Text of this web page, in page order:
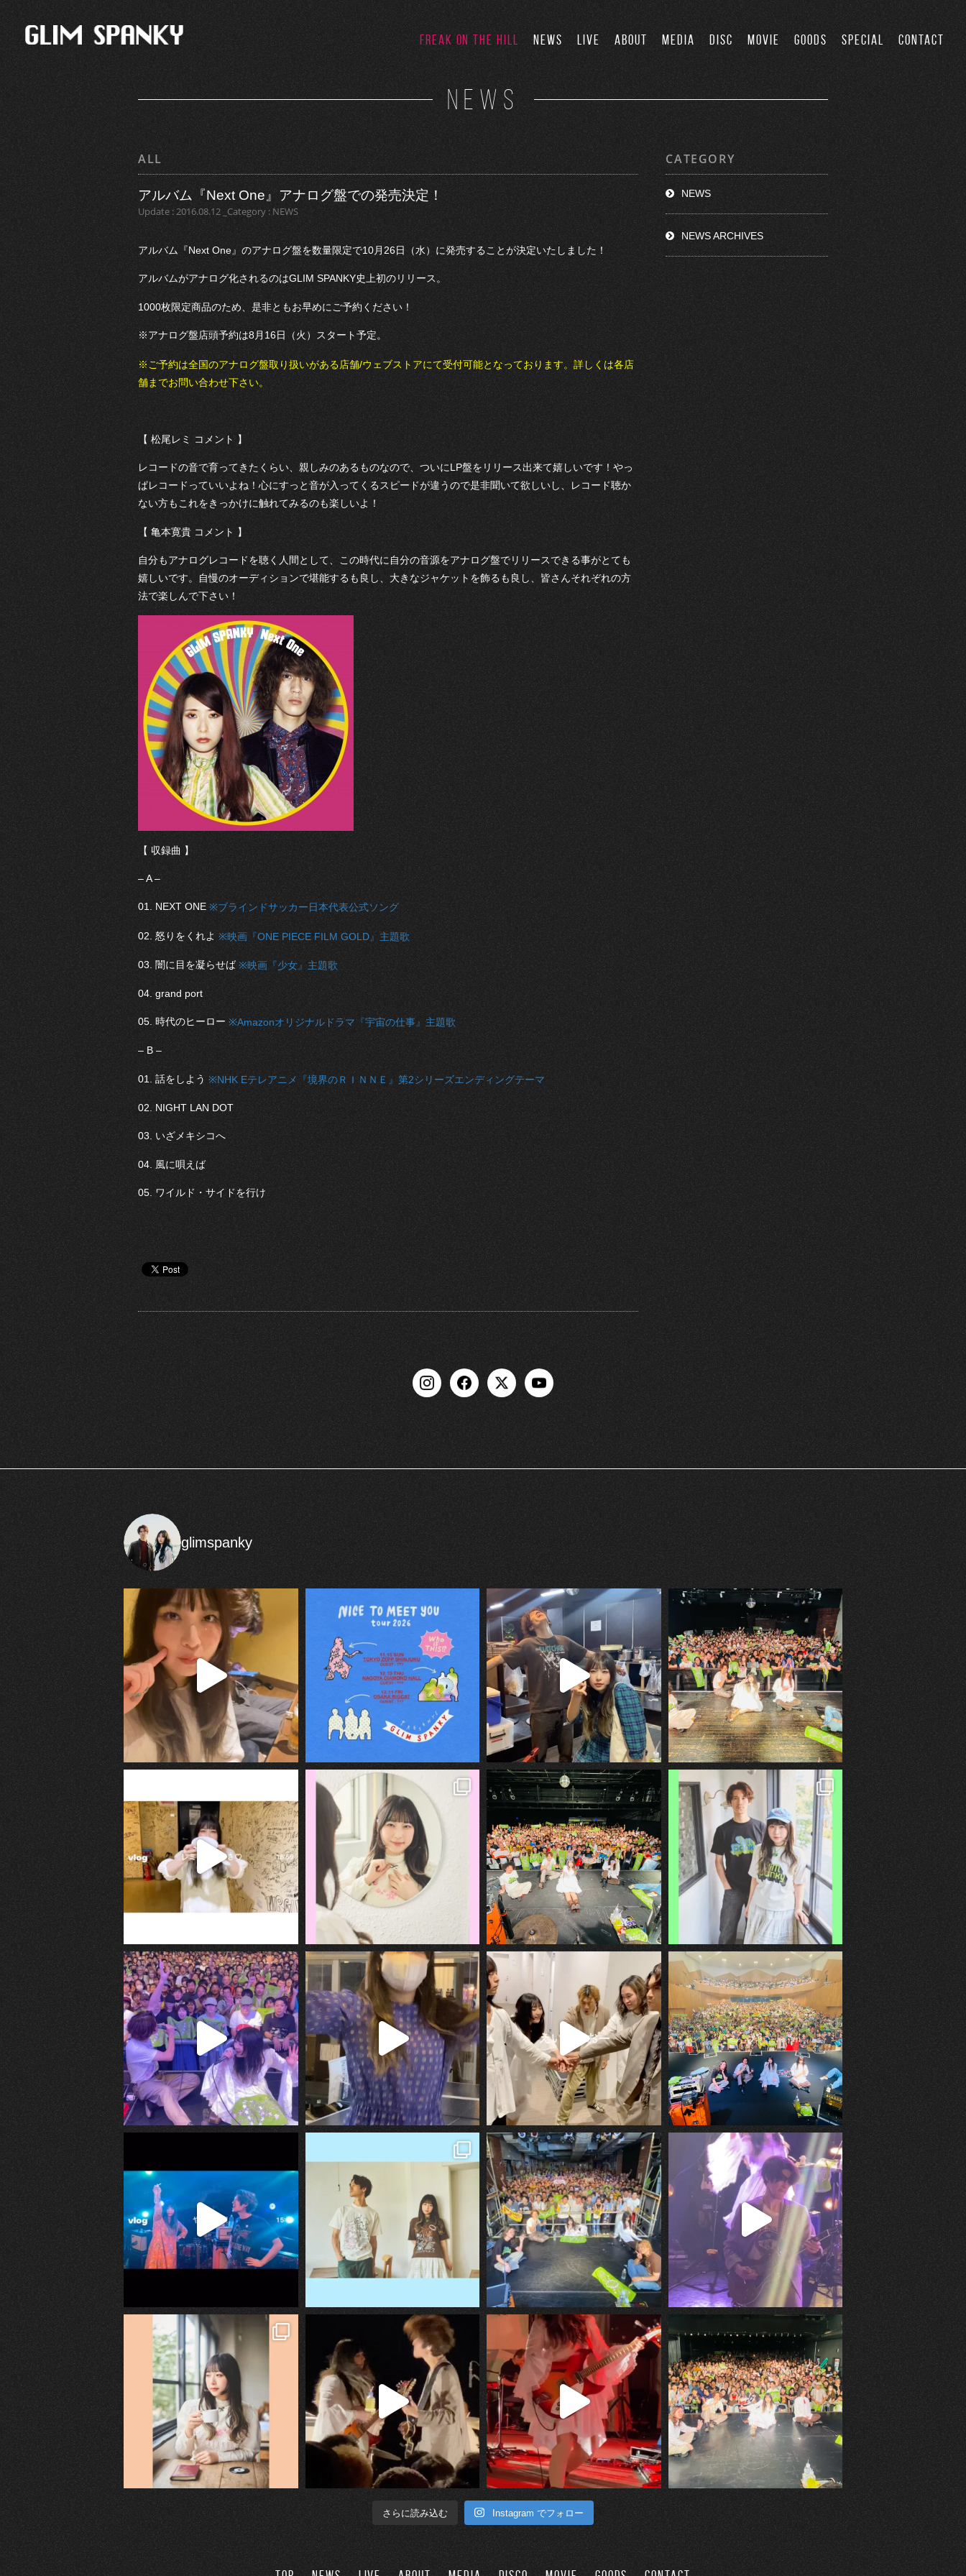
FREAK ON THE HILL NEWS LIVE ABOUT MEDIA DISC MOVIE GOODS SPECIAL CONTACT
NEWS
ALL
アルバム『Next One』アナログ盤での発売決定！
Update : 2016.08.12 _Category : NEWS
アルバム『Next One』のアナログ盤を数量限定で10月26日（水）に発売することが決定いたしました！
アルバムがアナログ化されるのはGLIM SPANKY史上初のリリース。
1000枚限定商品のため、是非ともお早めにご予約ください！
※アナログ盤店頭予約は8月16日（火）スタート予定。
※ご予約は全国のアナログ盤取り扱いがある店舗/ウェブストアにて受付可能となっております。詳しくは各店
舗までお問い合わせ下さい。
【 松尾レミ コメント 】
レコードの音で育ってきたくらい、親しみのあるものなので、ついにLP盤をリリース出来て嬉しいです！やっ
ぱレコードっていいよね！心にすっと音が入ってくるスピードが違うので是非聞いて欲しいし、レコード聴か
ない方もこれをきっかけに触れてみるのも楽しいよ！
【 亀本寛貴 コメント 】
自分もアナログレコードを聴く人間として、この時代に自分の音源をアナログ盤でリリースできる事がとても
嬉しいです。自慢のオーディションで堪能するも良し、大きなジャケットを飾るも良し、皆さんそれぞれの方
法で楽しんで下さい！
【 収録曲 】
– A –
01. NEXT ONE ※ブラインドサッカー日本代表公式ソング
02. 怒りをくれよ ※映画『ONE PIECE FILM GOLD』主題歌
03. 闇に目を凝らせば※映画『少女』主題歌
04. grand port
05. 時代のヒーロー ※Amazonオリジナルドラマ『宇宙の仕事』主題歌
– B –
01. 話をしよう ※NHK Eテレアニメ『境界のＲＩＮＮＥ』第2シリーズエンディングテーマ
02. NIGHT LAN DOT
03. いざメキシコへ
04. 風に唄えば
05. ワイルド・サイドを行け
CATEGORY
NEWS
NEWS ARCHIVES
glimspanky
さらに読み込む Instagram でフォロー